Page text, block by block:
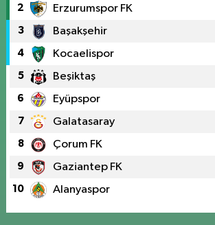
2 Erzurumspor FK
3 Başakşehir
4 Kocaelispor
5 Beşiktaş
6 Eyüpspor
7 Galatasaray
8 Çorum FK
9 Gaziantep FK
10 Alanyaspor